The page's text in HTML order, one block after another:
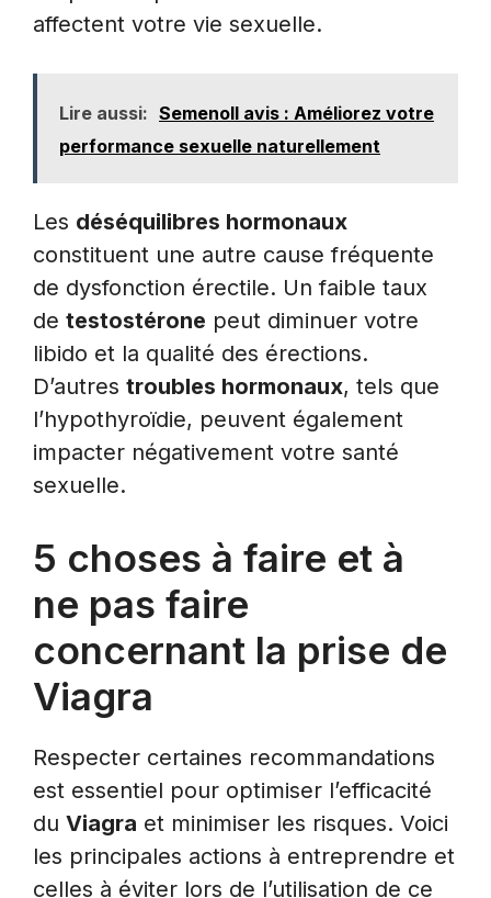
affectent votre vie sexuelle.
Lire aussi: Semenoll avis : Améliorez votre
performance sexuelle naturellement
Les déséquilibres hormonaux
constituent une autre cause fréquente
de dysfonction érectile. Un faible taux
de testostérone peut diminuer votre
libido et la qualité des érections.
D’autres troubles hormonaux, tels que
l’hypothyroïdie, peuvent également
impacter négativement votre santé
sexuelle.
5 choses à faire et à
ne pas faire
concernant la prise de
Viagra
Respecter certaines recommandations
est essentiel pour optimiser l’efficacité
du Viagra et minimiser les risques. Voici
les principales actions à entreprendre et
celles à éviter lors de l’utilisation de ce